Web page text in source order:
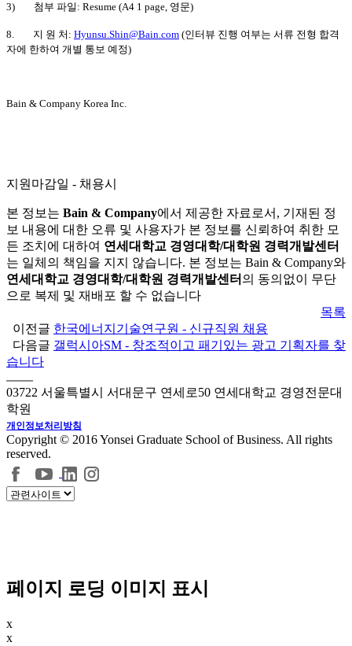
3) 첨부 파일: Resume (A4 1 page, 영문)
8. 지 원 처: Hyunsu.Shin@Bain.com (인터뷰 진행 여부는 서류 전형 합격
자에 한하여 개별 통보 예정)
Bain & Company Korea Inc.
지원마감일 - 채용시
본 정보는 Bain & Company에서 제공한 자료로서, 기재된 정
보 내용에 대한 오류 및 사용자가 본 정보를 신뢰하여 취한 모
든 조치에 대하여 연세대학교 경영대학/대학원 경력개발센터
는 일체의 책임을 지지 않습니다. 본 정보는 Bain & Company와
연세대학교 경영대학/대학원 경력개발센터 의 동의없이 무단
으로 복제 및 재배포 할 수 없습니다
목록
이전글 한국에너지기술연구원 - 신규직원 채용
다음글 갤럭시아SM - 창조적이고 패기있는 광고 기획자를 찾
습니다
03722 서울특별시 서대문구 연세로50 연세대학교 경영전문대
학원
개인정보처리방침
Copyright © 2016 Yonsei Graduate School of Business. All rights
reserved.
페이지 로딩 이미지 표시
x
x